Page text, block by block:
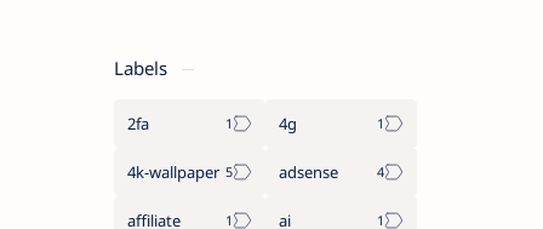
Labels
2fa 4g
4k-wallpaper adsense
affiliate ai